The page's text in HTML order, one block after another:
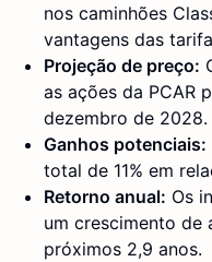
nos caminhões
vantagens das
Projeção de preço:
as ações da PCAR
dezembro de 2028.
Ganhos potenciais:
total de 11% em
Retorno anual: Os
um crescimento de
próximos 2,9 anos.